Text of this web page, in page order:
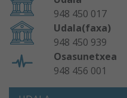
948 450 017
Udala(faxa)
948 450 939
Osasunetxea
948 456 001